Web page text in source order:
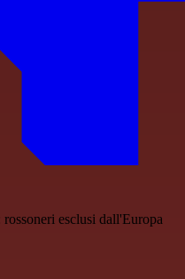
esclusi dall'Europa